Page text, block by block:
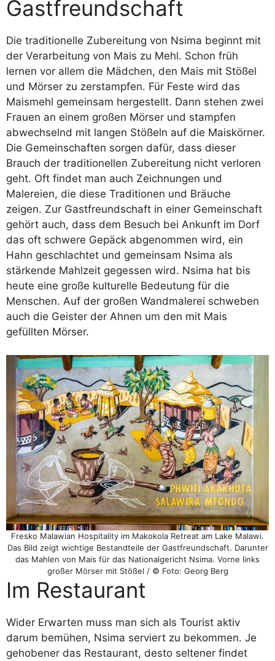
Gastfreundschaft
Die traditionelle Zubereitung von Nsima beginnt mit
der Verarbeitung von Mais zu Mehl. Schon früh
lernen vor allem die Mädchen, den Mais mit Stößel
und Mörser zu zerstampfen. Für Feste wird das
Maismehl gemeinsam hergestellt. Dann stehen zwei
Frauen an einem großen Mörser und stampfen
abwechselnd mit langen Stößeln auf die Maiskörner.
Die Gemeinschaften sorgen dafür, dass dieser
Brauch der traditionellen Zubereitung nicht verloren
geht. Oft findet man auch Zeichnungen und
Malereien, die diese Traditionen und Bräuche
zeigen. Zur Gastfreundschaft in einer Gemeinschaft
gehört auch, dass dem Besuch bei Ankunft im Dorf
das oft schwere Gepäck abgenommen wird, ein
Hahn geschlachtet und gemeinsam Nsima als
stärkende Mahlzeit gegessen wird. Nsima hat bis
heute eine große kulturelle Bedeutung für die
Menschen. Auf der großen Wandmalerei schweben
auch die Geister der Ahnen um den mit Mais
gefüllten Mörser.
Fresko Malawian Hospitality im Makokola Retreat am Lake Malawi.
Das Bild zeigt wichtige Bestandteile der Gastfreundschaft. Darunter
das Mahlen von Mais für das Nationalgericht Nsima. Vorne links
großer Mörser mit Stößel / © Foto: Georg Berg
Im Restaurant
Wider Erwarten muss man sich als Tourist aktiv
darum bemühen, Nsima serviert zu bekommen. Je
gehobener das Restaurant, desto seltener findet